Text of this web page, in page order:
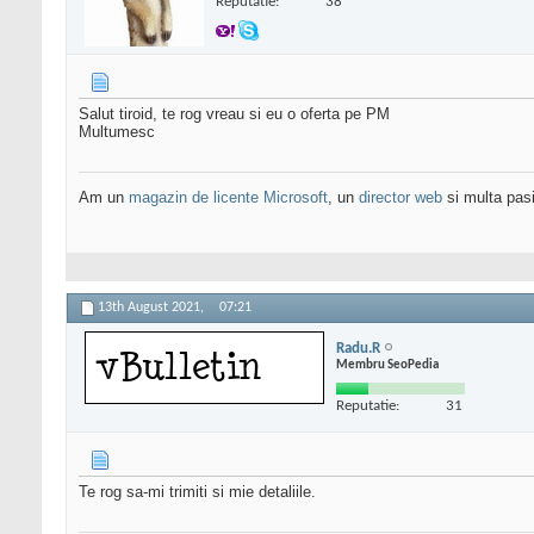
Salut tiroid, te rog vreau si eu o oferta pe PM
Multumesc
Am un magazin de licente Microsoft, un director web si multa
13th August 2021, 07:21
Radu.R
Membru SeoPedia
Reputatie: 31
Te rog sa-mi trimiti si mie detaliile.